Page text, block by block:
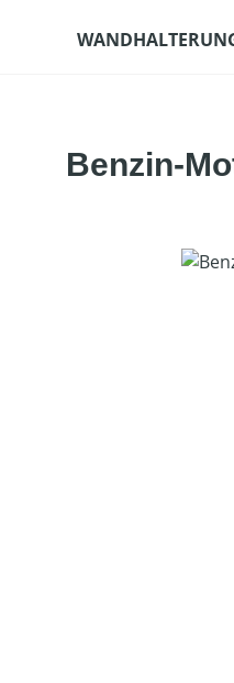
Benzin-
Bildergalerie